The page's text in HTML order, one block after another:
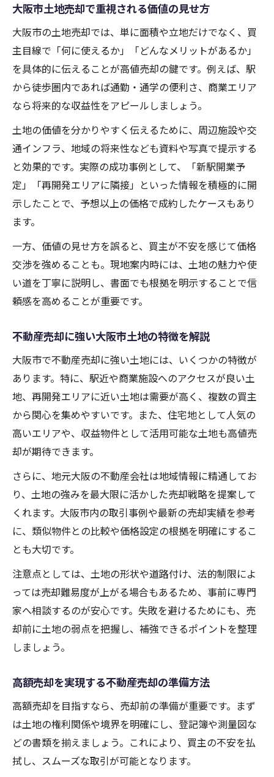
大阪市土地売却で重視される価値の見せ方
大阪市の土地売却では、単に面積や立地だけでなく、買
主目線で「何に使えるか」「どんなメリットがあるか」
を具体的に伝えることが高値売却の鍵です。例えば、駅
から徒歩圏内であれば通勤・通学の便利さ、商業エリア
なら将来的な収益性をアピールしましょう。
土地の価値を分かりやすく伝えるために、周辺施設や交
通インフラ、地域の将来性なども資料や写真で提示する
と効果的です。実際の成功事例として、「新駅開業予
定」「再開発エリアに隣接」といった情報を積極的に開
示したことで、予想以上の価格で成約したケースもあり
ます。
一方、価値の見せ方を誤ると、買主が不安を感じて価格
交渉を強めることも。現地案内時には、土地の魅力や使
い道を丁寧に説明し、書面でも根拠を明示することで信
頼感を高めることが重要です。
不動産売却に強い大阪市土地の特徴を解説
大阪市で不動産売却に強い土地には、いくつかの特徴が
あります。特に、駅近や商業施設へのアクセスが良い土
地、再開発エリアに近い土地は需要が高く、複数の買主
から関心を集めやすいです。また、住宅地として人気の
高いエリアや、収益物件として活用可能な土地も高値売
却が期待できます。
さらに、地元大阪の不動産会社は地域情報に精通してお
り、土地の強みを最大限に活かした売却戦略を提案して
くれます。大阪市内の取引事例や最新の売却実績を参考
に、類似物件との比較や価格設定の根拠を明確にするこ
とも大切です。
注意点としては、土地の形状や道路付け、法的制限によ
っては売却難易度が上がる場合もあるため、事前に専門
家へ相談するのが安心です。失敗を避けるためにも、売
却前に土地の弱点を把握し、補強できるポイントを整理
しましょう。
高額売却を実現する不動産売却の準備方法
高額売却を目指すなら、売却前の準備が重要です。まず
は土地の権利関係や境界を明確にし、登記簿や測量図な
どの書類を揃えましょう。これにより、買主の不安を払
拭し、スムーズな取引が可能となります。